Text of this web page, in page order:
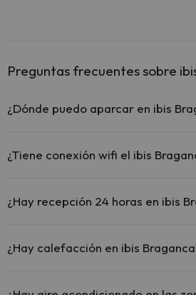
Preguntas frecuentes sobre
¿Dónde puedo aparcar en ibis
aparcamiento (bajo disponibilidad):
¿Tiene conexión wifi el ibis
El ibis Braganca dispone de Wi-Fi.
¿Hay recepción 24 horas en ibis
¿Hay calefacción en ibis